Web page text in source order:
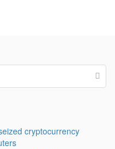
cryptocurrency